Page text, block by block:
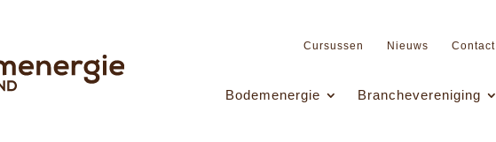
Cursussen Nieuws Contact
Bodemenergie Branchevereniging